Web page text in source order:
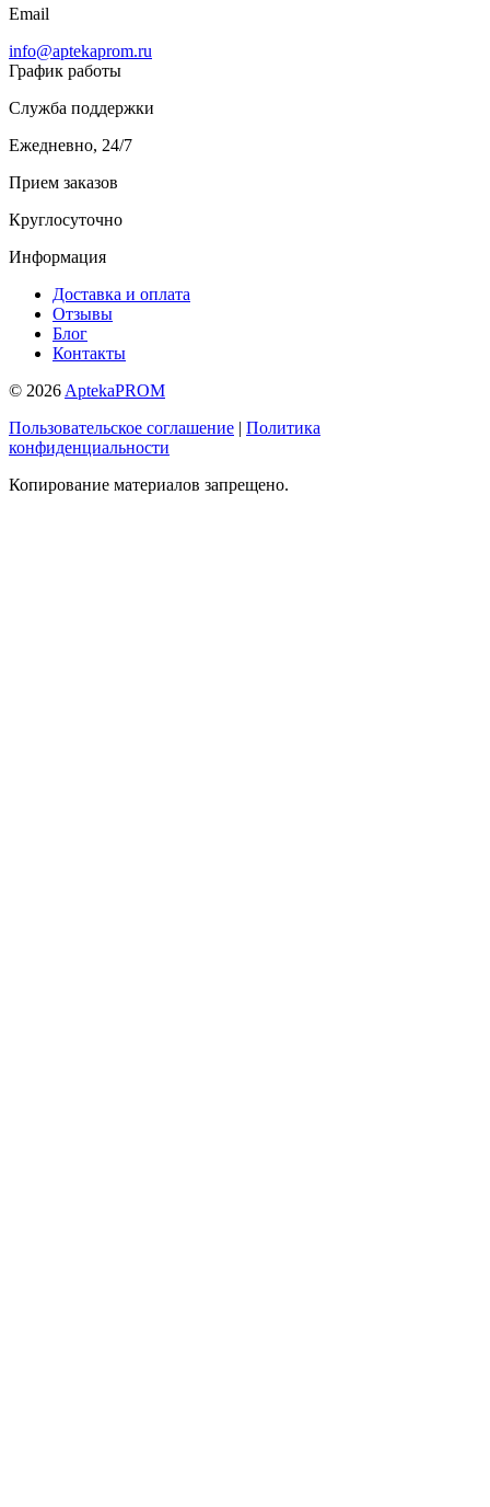
Email
info@aptekaprom.ru
График работы
Служба поддержки
Ежедневно, 24/7
Прием заказов
Круглосуточно
Информация
Доставка и оплата
Отзывы
Блог
Контакты
© 2026 AptekaPROM
Пользовательское соглашение | Политика
конфиденциальности
Копирование материалов запрещено.